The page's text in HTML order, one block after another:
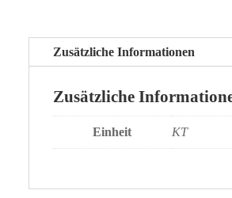
Zusätzliche Informationen
Zusätzliche
Einheit KT